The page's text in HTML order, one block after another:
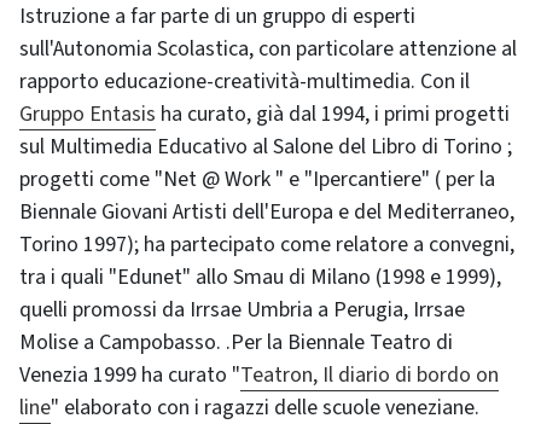
Istruzione a far parte di un gruppo di esperti
sull'Autonomia Scolastica, con particolare attenzione al
rapporto educazione-creatività-multimedia. Con il
Gruppo Entasis ha curato, già dal 1994, i primi progetti
sul Multimedia Educativo al Salone del Libro di Torino ;
progetti come "Net @ Work " e "Ipercantiere" ( per la
Biennale Giovani Artisti dell'Europa e del Mediterraneo,
Torino 1997); ha partecipato come relatore a convegni,
tra i quali "Edunet" allo Smau di Milano (1998 e 1999),
quelli promossi da Irrsae Umbria a Perugia, Irrsae
Molise a Campobasso. .Per la Biennale Teatro di
Venezia 1999 ha curato "Teatron, Il diario di bordo on
line" elaborato con i ragazzi delle scuole veneziane.